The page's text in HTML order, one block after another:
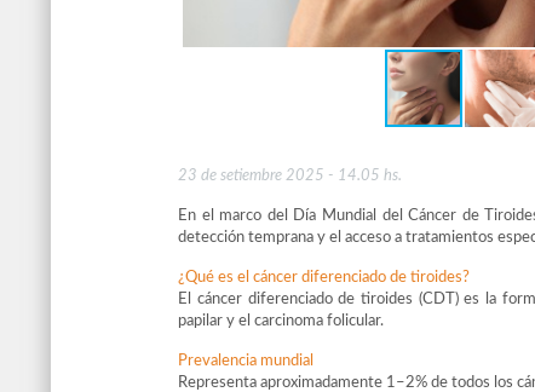
23 de setiembre 2025 - 14.05 hs.
En el marco del Día Mundial del Cáncer de
detección temprana y el acceso a tratamientos
¿Qué es el cáncer diferenciado de tiroides?
El cáncer diferenciado de tiroides (CDT) es la
papilar y el carcinoma folicular.
Prevalencia mundial
Representa aproximadamente 1–2% de todos los